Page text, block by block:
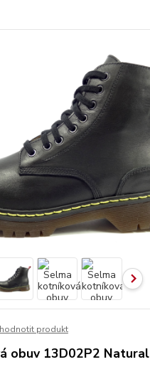
produkt
obuv 13D02P2 Natural